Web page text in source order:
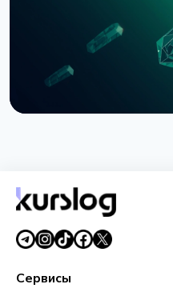
3 августа 2026 г.4 мин чтения
Сервисы